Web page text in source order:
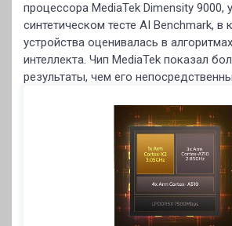
процессора MediaTek Dimensity 9000,
синтетическом тесте AI Benchmark, в
устройства оценивалась в
интеллекта. Чип MediaTek показал
результаты, чем его